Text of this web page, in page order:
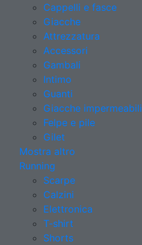
Cappelli e fasce
Giacche
Attrezzatura
Accessori
Gambali
Intimo
Guanti
Giacche impermeabili
Felpe e pile
Gilet
Mostra altro
Running
Scarpe
Calzini
Elettronica
T-shirt
Shorts